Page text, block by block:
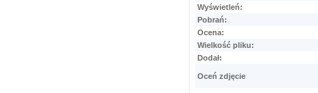
Wyświetleń:
Pobrań:
Ocena:
Wielkość pliku:
Dodał:
Oceń zdjęcie